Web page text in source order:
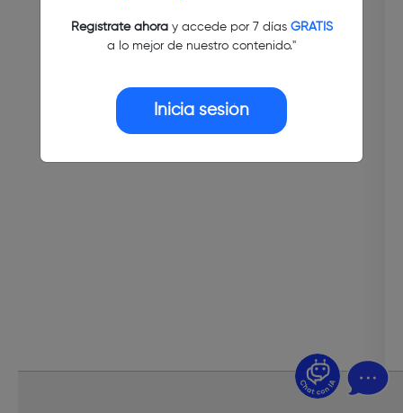
Regístrate ahoray accede por 7 días GRATIS
a lo mejor de nuestro contenido."
Inicia sesión